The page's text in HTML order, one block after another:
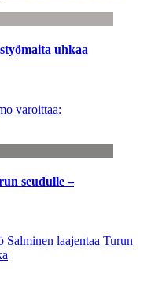
uhkaa
varoittaa:
seudulle –
laajentaa Turun